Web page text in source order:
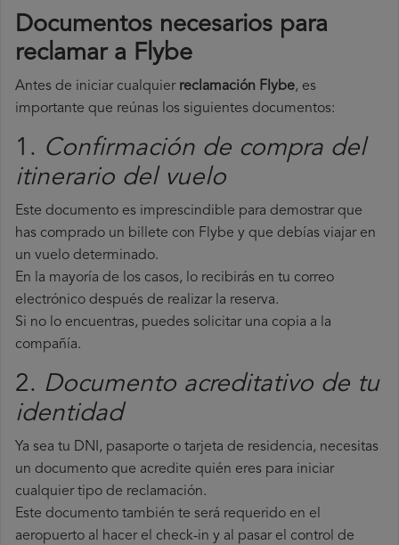
Documentos necesarios para
reclamar a Flybe
Antes de iniciar cualquier reclamación Flybe, es
importante que reúnas los siguientes documentos:
1. Confirmación de compra del
itinerario del vuelo
Este documento es imprescindible para demostrar que
has comprado un billete con Flybe y que debías viajar en
un vuelo determinado.
En la mayoría de los casos, lo recibirás en tu correo
electrónico después de realizar la reserva.
Si no lo encuentras, puedes solicitar una copia a la
compañía.
2. Documento acreditativo de tu
identidad
Ya sea tu DNI, pasaporte o tarjeta de residencia, necesitas
un documento que acredite quién eres para iniciar
cualquier tipo de reclamación.
Este documento también te será requerido en el
aeropuerto al hacer el check-in y al pasar el control de